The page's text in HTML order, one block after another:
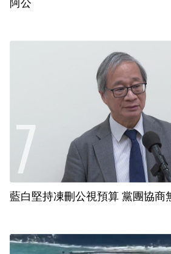
阿公
藍白堅持凍刪公視預算 黨團協商